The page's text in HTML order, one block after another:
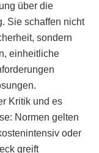
über die
Sie schaffen nicht
sondern
einheitliche
Kritik und es
Normen gelten
oder
greift